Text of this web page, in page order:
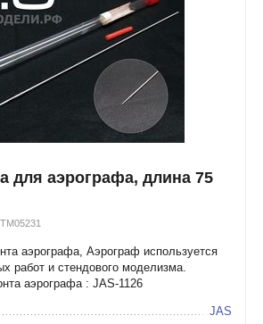
для аэрографа, длина 75
TM05231
аэрографа, Аэрограф используется
работ и стендового моделизма.
аэрографа : JAS-1126
JAS